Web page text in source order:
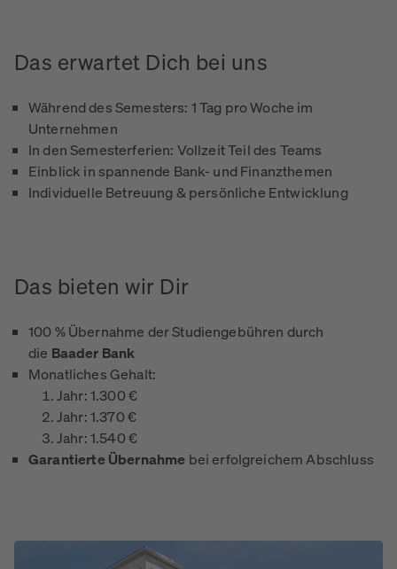
Das erwartet Dich bei uns
Während des Semesters: 1 Tag pro Woche im
Unternehmen
In den Semesterferien: Vollzeit Teil des Teams
Einblick in spannende Bank- und Finanzthemen
Individuelle Betreuung & persönliche Entwicklung
Das bieten wir Dir
100 % Übernahme der Studiengebühren durch
die Baader Bank
Monatliches Gehalt:
Jahr: 1.300 €
Jahr: 1.370 €
Jahr: 1.540 €
Garantierte Übernahme bei erfolgreichem Abschluss